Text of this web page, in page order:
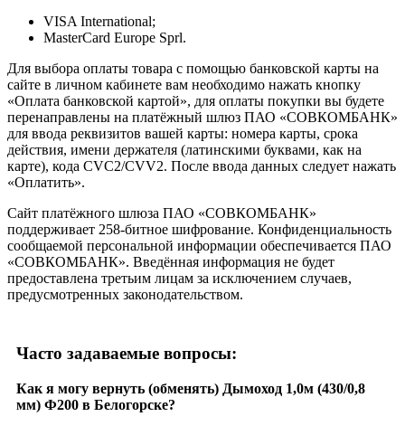
VISA International;
MasterCard Europe Sprl.
Для выбора оплаты товара с помощью банковской карты на
сайте в личном кабинете вам необходимо нажать кнопку
«Оплата банковской картой», для оплаты покупки вы будете
перенаправлены на платёжный шлюз ПАО «СОВКОМБАНК»
для ввода реквизитов вашей карты: номера карты, срока
действия, имени держателя (латинскими буквами, как на
карте), кода CVC2/CVV2. После ввода данных следует нажать
«Оплатить».
Сайт платёжного шлюза ПАО «СОВКОМБАНК»
поддерживает 258-битное шифрование. Конфиденциальность
сообщаемой персональной информации обеспечивается ПАО
«СОВКОМБАНК». Введённая информация не будет
предоставлена третьим лицам за исключением случаев,
предусмотренных законодательством.
Часто задаваемые вопросы:
Как я могу вернуть (обменять) Дымоход 1,0м (430/0,8
мм) Ф200 в Белогорске?